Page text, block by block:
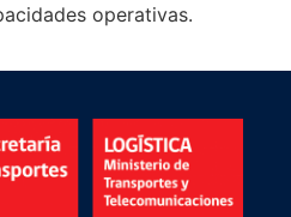
operativas.